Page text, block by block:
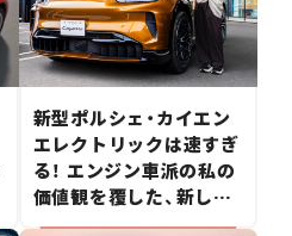
新型ポルシェ・カイエン
エレクトリックは速すぎ
る！ エンジン車派の私の
価値観を覆した、新しい
ポルシェの走り。